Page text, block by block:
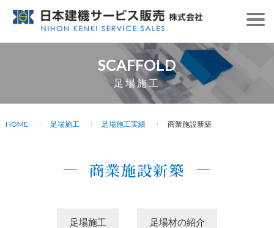
SCAFFOLD
足場施工
HOME 足場施工 足場施工実績 商業施設新築
商業施設新築
足場施工 足場材の紹介